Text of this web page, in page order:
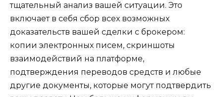
тщательный анализ вашей ситуации. Это
включает в себя сбор всех возможных
доказательств вашей сделки с брокером:
копии электронных писем, скриншоты
взаимодействий на платформе,
подтверждения переводов средств и любые
другие документы, которые могут подтвердить